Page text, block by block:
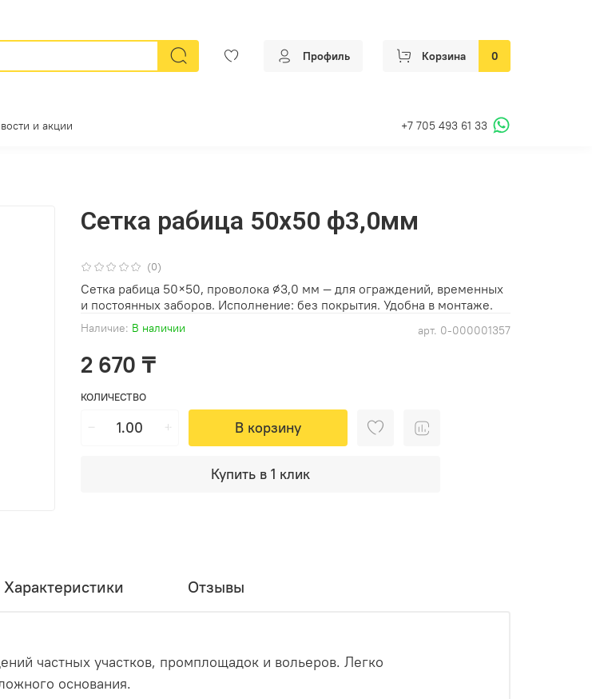
Профиль Корзина 0
и акции +7 705 493 61 33
(0)
арт. 0-000001357
Наличие: В наличии
Сетка рабица 50х50 ф3,0мм
2 670 ₸
КОЛИЧЕСТВО
В корзину
Купить в 1 клик
Сетка рабица 50×50, проволока ⌀3,0 мм — для ограждений, временных
и постоянных заборов. Исполнение: без покрытия. Удобна в монтаже.
Характеристики Отзывы
частных участков, промплощадок и вольеров. Легко
основания.